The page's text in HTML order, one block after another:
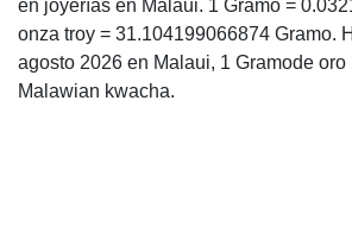
en joyerías en Malaui. 1 Gramo =
onza troy = 31.104199066874 Gramo.
agosto 2026 en Malaui, 1 Gramode oro
Malawian kwacha.